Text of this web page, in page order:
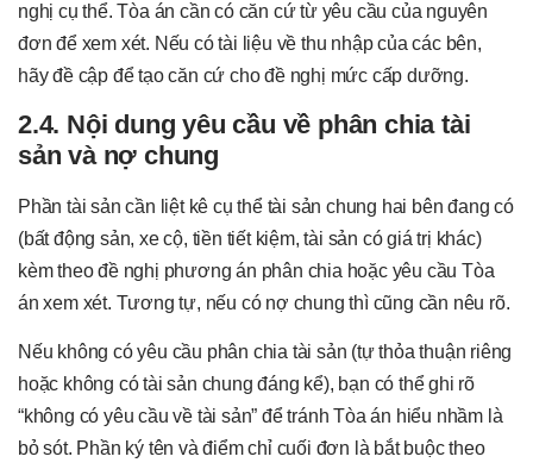
nghị cụ thể. Tòa án cần có căn cứ từ yêu cầu của nguyên
đơn để xem xét. Nếu có tài liệu về thu nhập của các bên,
hãy đề cập để tạo căn cứ cho đề nghị mức cấp dưỡng.
2.4. Nội dung yêu cầu về phân chia tài
sản và nợ chung
Phần tài sản cần liệt kê cụ thể tài sản chung hai bên đang có
(bất động sản, xe cộ, tiền tiết kiệm, tài sản có giá trị khác)
kèm theo đề nghị phương án phân chia hoặc yêu cầu Tòa
án xem xét. Tương tự, nếu có nợ chung thì cũng cần nêu rõ.
Nếu không có yêu cầu phân chia tài sản (tự thỏa thuận riêng
hoặc không có tài sản chung đáng kể), bạn có thể ghi rõ
“không có yêu cầu về tài sản” để tránh Tòa án hiểu nhầm là
bỏ sót. Phần ký tên và điểm chỉ cuối đơn là bắt buộc theo